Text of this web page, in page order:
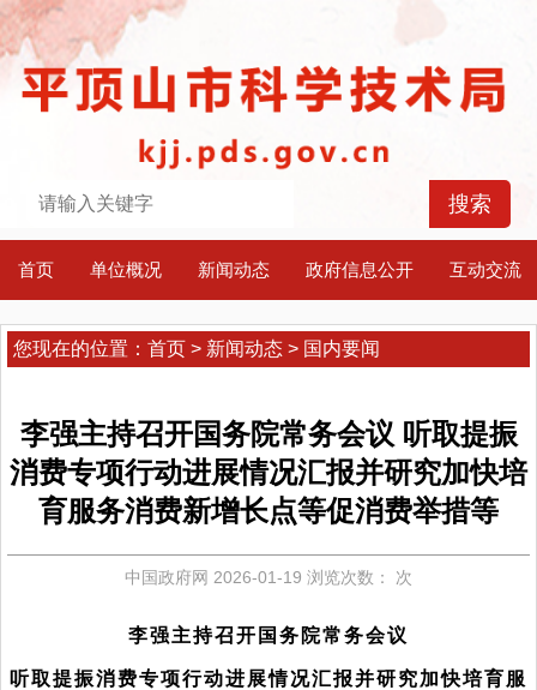
首页 单位概况 新闻动态 政府信息公开 互动交流
您现在的位置： 首页 > 新闻动态 > 国内要闻
李强主持召开国务院常务会议 听取提振
消费专项行动进展情况汇报并研究加快培
育服务消费新增长点等促消费举措等
中国政府网 2026-01-19 浏览次数： 次
李强主持召开国务院常务会议
听取提振消费专项行动进展情况汇报并研究加快培育服